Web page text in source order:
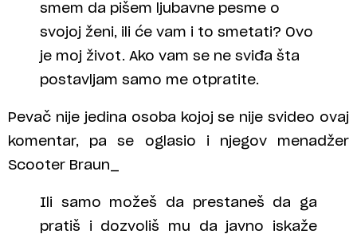
smem da pišem ljubavne pesme o
svojoj ženi, ili će vam i to smetati? Ovo
je moj život. Ako vam se ne sviđa šta
postavljam samo me otpratite.
Pevač nije jedina osoba kojoj se nije svideo ovaj
komentar, pa se oglasio i njegov menadžer
Scooter Braun_
Ili samo možeš da prestaneš da ga
pratiš i dozvoliš mu da javno iskaže